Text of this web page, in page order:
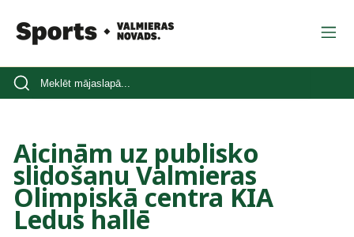
Aicinām uz publisko
slidošanu Valmieras
Olimpiskā centra KIA
Ledus hallē